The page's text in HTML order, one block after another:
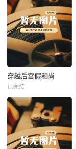
热播
未知
穿越后宫假和尚
已完结